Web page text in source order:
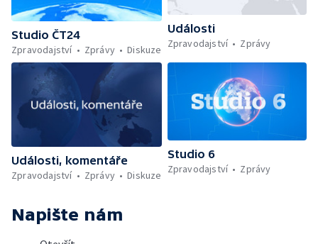
Studio ČT24
Zpravodajství
Zprávy Diskuze
Události
Zpravodajství
Zprávy
Události, komentáře
Zpravodajství
Zprávy Diskuze
Studio 6
Zpravodajství
Zprávy
Napište nám